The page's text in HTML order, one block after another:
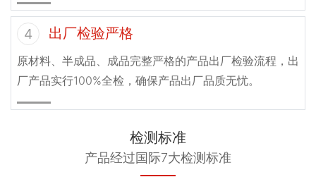
4 出厂检验严格
原材料、半成品、成品完整严格的产品出厂检验流程，出
厂产品实行100%全检，确保产品出厂品质无忧。
检测标准
产品经过国际7大检测标准